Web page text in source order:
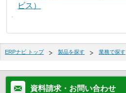
ビス）
ERPナビ トップ 製品を探す 業務で探す
資料請求・お問い合わせ